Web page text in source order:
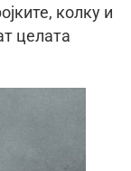
колку и
целата